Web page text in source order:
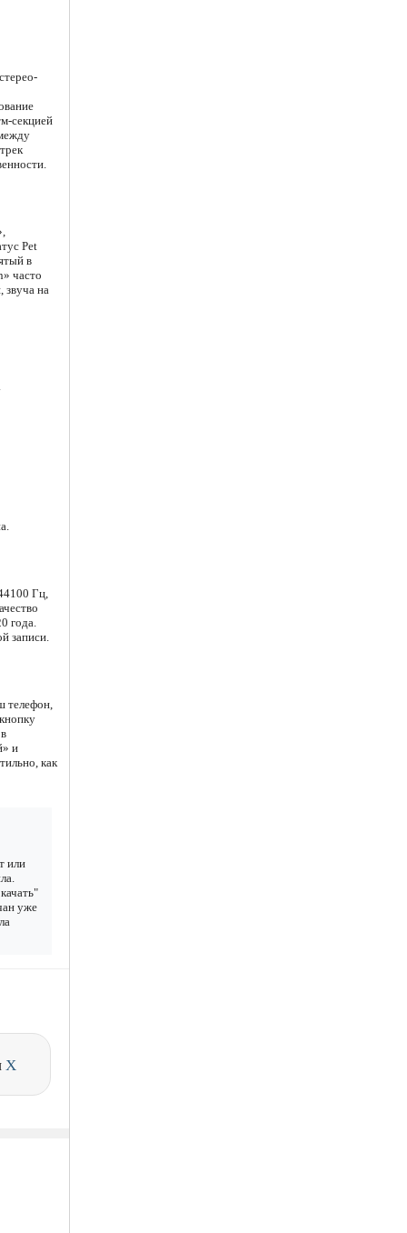
секцией
Pet
в
часто
звуча на
Гц,
года.
записи.
телефон,
и
как
или
уже
X